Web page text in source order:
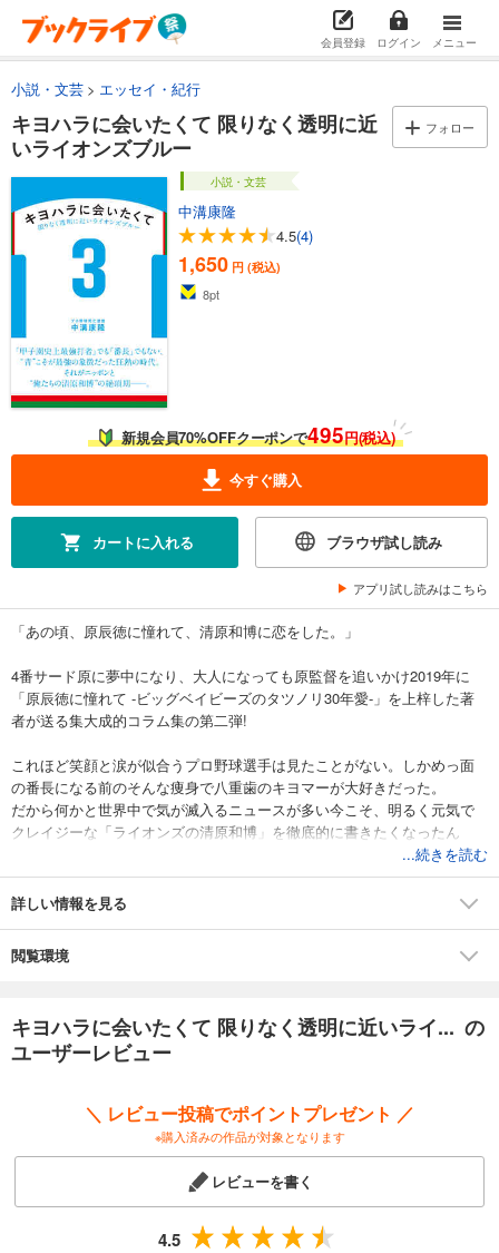
会員登録 ログイン メニュー
小説・文芸 エッセイ・紀行
キヨハラに会いたくて 限りなく透明に近
いライオンズブルー
フォロー
小説・文芸
中溝康隆
4.5(4)
1,650 円 (税込)
8pt
新規会員70%OFFクーポンで495円(税込)
今すぐ購入
カートに入れる ブラウザ試し読み
アプリ試し読みはこちら
「あの頃、原辰徳に憧れて、清原和博に恋をした。」
4番サード原に夢中になり、大人になっても原監督を追いかけ2019年に
「原辰徳に憧れて -ビッグベイビーズのタツノリ30年愛-」を上梓した著
者が送る集大成的コラム集の第二弾!
これほど笑顔と涙が似合うプロ野球選手は見たことがない。しかめっ面
の番長になる前のそんな痩身で八重歯のキヨマーが大好きだった。
だから何かと世界中で気が滅入るニュースが多い今こそ、明るく元気で
クレイジーな「ライオンズの清原和博」を徹底的に書きたくなったん
(本文より抜粋)
さらに、清原和博全ホームランを特別収録。西武時代のホームランには
【目次】
・memory of 1986-1996
1985-1987 獅子(レオ)の章～運命のドラフト、そして涙の日本一～
・1985年 天才ふたりのシャイな言い訳
・1985年 あこがれて、ふられて、悔しくて泣いた
・1986年 PL4年生
・1986年 ノッてる怪物
...続きを読む
詳しい情報を見る
閲覧環境
キヨハラに会いたくて 限りなく透明に近いライ... の
ユーザーレビュー
＼ レビュー投稿でポイントプレゼント ／
※購入済みの作品が対象となります
レビューを書く
4.5